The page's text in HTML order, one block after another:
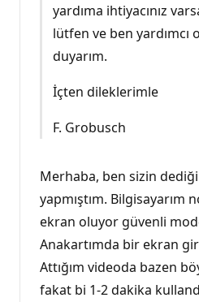
yardıma ihtiyacınız
lütfen ve ben
duyarım.
İçten dileklerimle
F. Grobusch
Merhaba, ben sizin
yapmıştım. Bilgisayarım
ekran oluyor güvenli
Anakartımda bir ekran
Attığım videoda bazen
fakat bi 1-2 dakika